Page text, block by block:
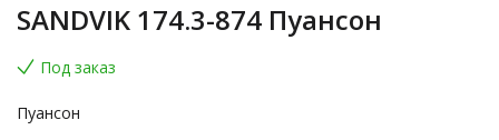
SANDVIK 174.3-874 Пуансон
Под заказ
Пуансон